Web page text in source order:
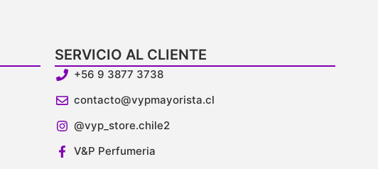
SERVICIO AL CLIENTE
+56 9 3877 3738
contacto@vypmayorista.cl
@vyp_store.chile2
V&P Perfumeria